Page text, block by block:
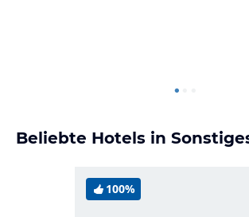
Beliebte Hotels in
100%